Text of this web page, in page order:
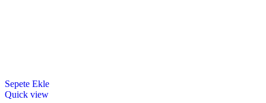
Sepete Ekle
Quick view